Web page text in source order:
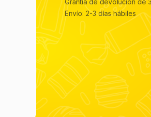
Grantía de devolución de
Envío: 2-3 días hábiles